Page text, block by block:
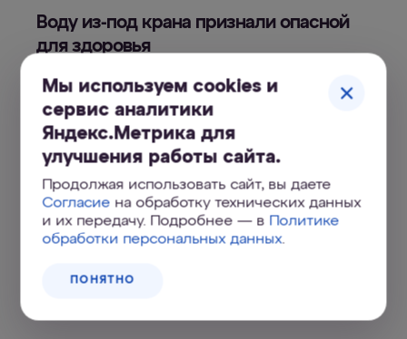
Воду из-под крана признали опасной
для здоровья
Здоровье Наука
29 июня
2022
читать 10
мин.
60
Требования к питьевой воде: нормы
Мы используем cookies и
сервис аналитики
Яндекс.Метрика для
улучшения работы сайта.
Продолжая использовать сайт, вы даете
Согласие на обработку технических данных
и их передачу. Подробнее — в Политике
обработки персональных данных.
ПОНЯТНО